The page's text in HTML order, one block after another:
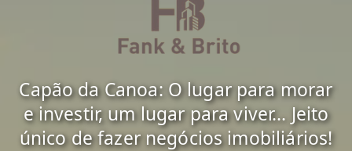
Capão da Canoa: O lugar para morar
e investir, um lugar para viver... Jeito
único de fazer negócios imobiliários!